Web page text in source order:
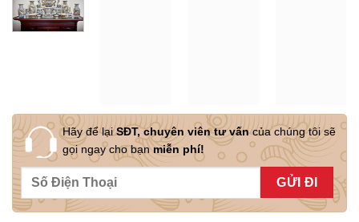
Hãy để lạiSĐT, chuyên viên tư vấncủa chúng tôi sẽ
gọi ngay cho bạnmiễn phí!